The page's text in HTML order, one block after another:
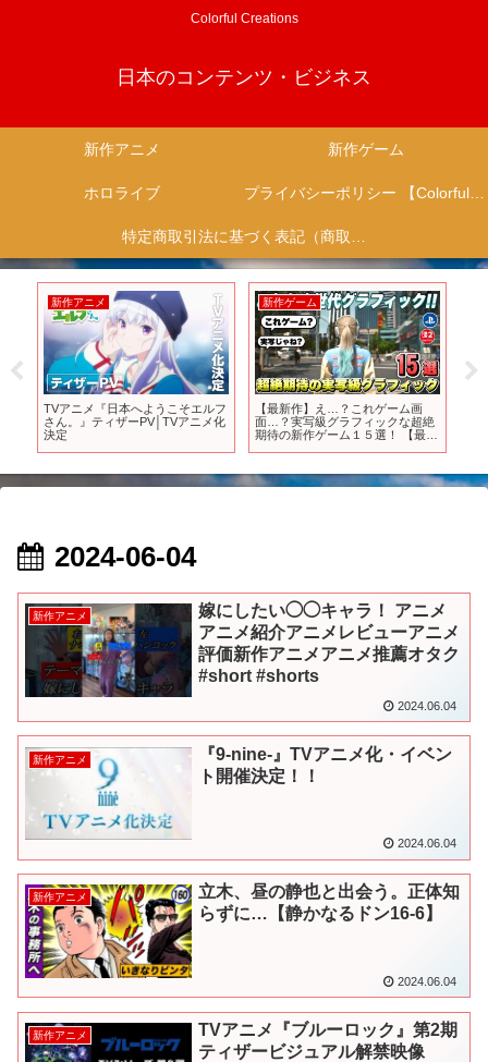
Colorful Creations
日本のコンテンツ・ビジネス
新作アニメ 新作ゲーム
ホロライブ プライバシーポリシー 【Colorful Creation】
特定商取引法に基づく表記（商取引に関する開示）
新作アニメ
TVアニメ『日本へようこそエルフ
さん。』ティザーPV│TVアニメ化
決定
新作ゲーム
【最新作】え…？これゲーム画
面…？実写級グラフィックな超絶
期待の新作ゲーム１５選！ 【最新
２/XSX/STEAM】
2024-06-04
新作アニメ
嫁にしたい◯◯キャラ！ アニメ
アニメ紹介アニメレビューアニメ
評価新作アニメアニメ推薦オタク
#short #shorts
2024.06.04
新作アニメ
『9-nine-』TVアニメ化・イベン
ト開催決定！！
2024.06.04
新作アニメ
立木、昼の静也と出会う。正体知
らずに…【静かなるドン16-6】
2024.06.04
新作アニメ
TVアニメ『ブルーロック』第2期
ティザービジュアル解禁映像